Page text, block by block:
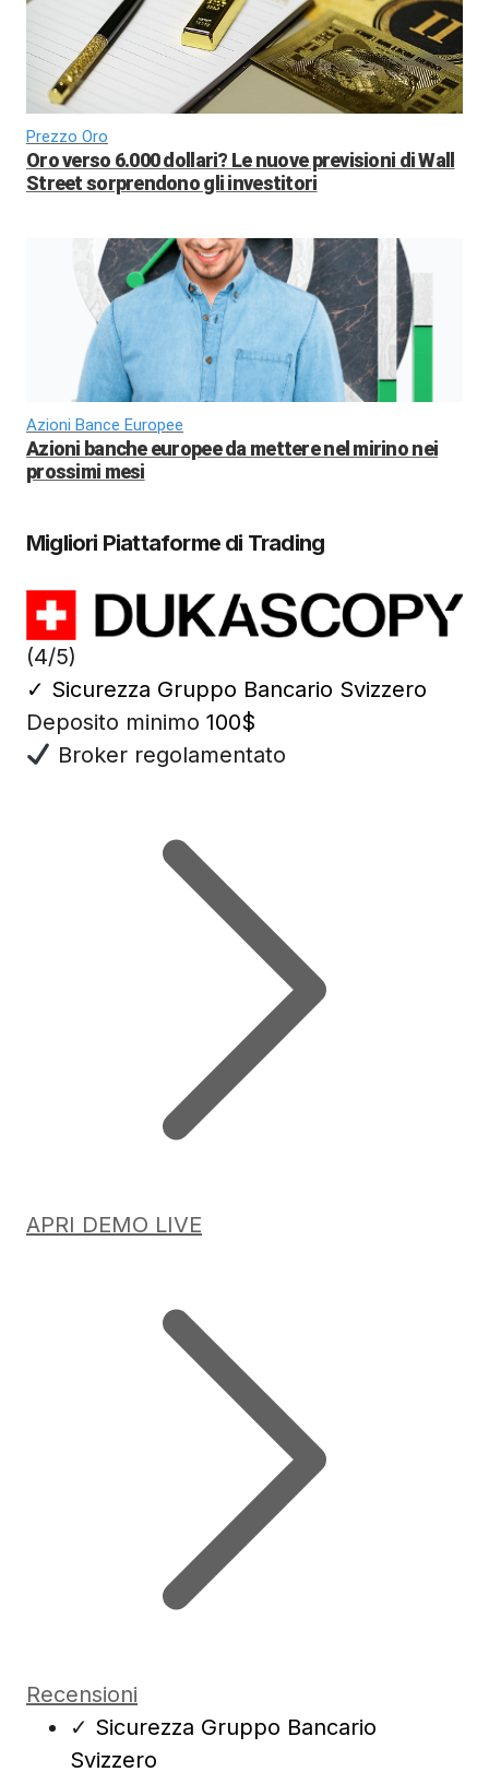
Prezzo Oro
Oro verso 6.000 dollari? Le nuove previsioni di Wall
Street sorprendono gli investitori
Azioni Bance Europee
Azioni banche europee da mettere nel mirino nei
prossimi mesi
Migliori Piattaforme di Trading
(4/5)
✓ Sicurezza Gruppo Bancario Svizzero
Deposito minimo 100$
Broker regolamentato
APRI DEMO LIVE
Recensioni
✓ Sicurezza Gruppo Bancario
Svizzero